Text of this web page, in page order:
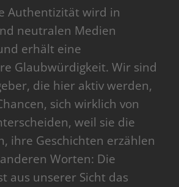
Authentizität wird in
neutralen Medien
erhält eine
Glaubwürdigkeit. Wir sind
die hier aktiv werden,
sich wirklich von
weil sie die
ihre Geschichten erzählen
Worten: Die
aus unserer Sicht das